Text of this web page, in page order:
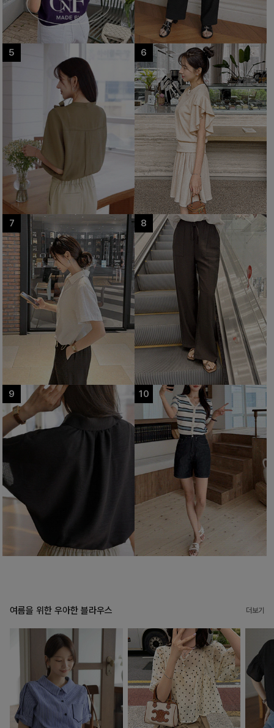
여름을 위한 우아한 블라우스 더보기